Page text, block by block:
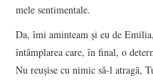
mele sentimentale.
Da, îmi aminteam şi eu de
întâmplarea care, în final, o
Nu reuşise cu nimic să-l atragă,